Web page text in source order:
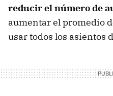
reducir el número de
aumentar el promedio
usar todos los asientos